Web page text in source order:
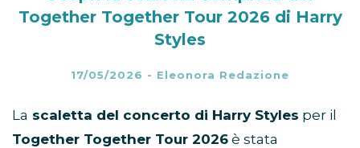
Together Together Tour 2026 di Harry
Styles
17/05/2026 - Eleonora Redazione
La scaletta del concerto di Harry Styles per il
Together Together Tour 2026 è stata